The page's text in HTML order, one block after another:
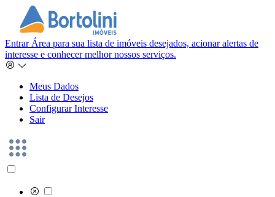
Entrar Área para sua lista de imóveis desejados, acionar alertas de
interesse e conhecer melhor nossos serviços.
Meus Dados
Lista de Desejos
Configurar Interesse
Sair